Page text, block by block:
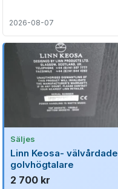
2026-08-07
Säljes
Linn Keosa- välvårdade
golvhögtalare
2 700 kr